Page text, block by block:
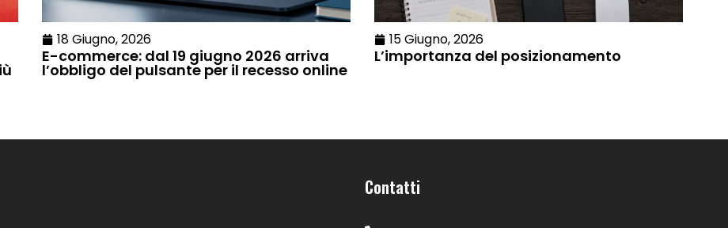
18 Giugno, 2026
E-commerce: dal 19 giugno 2026 arriva
l’obbligo del pulsante per il recesso online
15 Giugno, 2026
L’importanza del posizionamento
Contatti